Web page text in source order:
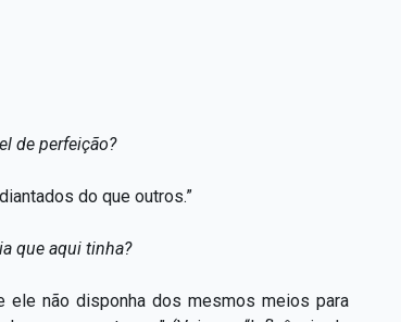
de perfeição?
do que outros.”
que aqui tinha?
ele não disponha dos mesmos meios para